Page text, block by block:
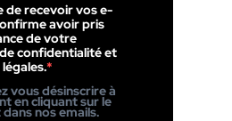
de recevoir vos e-
avoir pris
de votre
confidentialité et
vous désinscrire à
en cliquant sur le
nos emails.